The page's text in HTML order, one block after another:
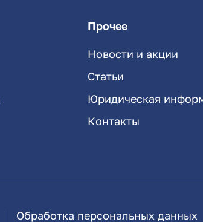
Прочее
Новости и акции
Статьи
Юридическая
Контакты
Обработка персональных данных